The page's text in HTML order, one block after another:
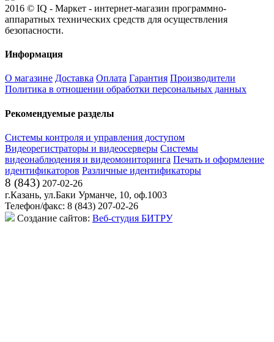
2016 © IQ - Маркет - интернет-магазин программно-
аппаратных технических средств для осуществления
безопасности.
Информация
О магазине Доставка Оплата Гарантия Производители
Политика в отношении обработки персональных данных
Рекомендуемые разделы
Системы контроля и управления доступом
Видеорегистраторы и видеосерверы Системы
видеонаблюдения и видеомониторинга Печать и оформление
идентификаторов Различные идентификаторы
8 (843) 207-02-26
г.Казань, ул.Баки Урманче, 10, оф.1003
Телефон/факс: 8 (843) 207-02-26
Создание сайтов: Веб-студия БИТРУ